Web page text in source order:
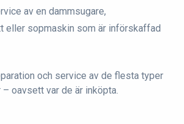
av en dammsugare,
eller sopmaskin som är införskaffad
och service av de flesta typer
oavsett var de är inköpta.